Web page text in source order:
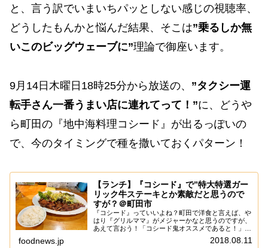
と、言う訳でいまいちパッとしない感じの視聴率、
どうしたもんかと悩んだ結果、そこは”乗るしか無
いこのビッグウェーブに”理論で御座います。
9月14日木曜日18時25分から放送の、 ”タクシー運
転手さん一番うまい店に連れてって！”に、どうや
ら町田の『地中海料理コシード』が出るっぽいの
で、今のタイミングで種を撒いておくパターン！
【ランチ】『コシード』で”特大特選ガー
リック牛ステーキとか素敵だと思うので
すが？＠町田市
『コシード』っていいよね？町田で洋食と言えば、や
はり『グリルママ』がメジャーかなと思うのですが、
あえて言おう！「コシード鬼オススメであると！」洋
食屋さんと言うよりは”地中海料理”的な感じの『コシ
ード』ですが、普通に洋食っぽいメニューとか定食...
foodnews.jp 2018.08.11